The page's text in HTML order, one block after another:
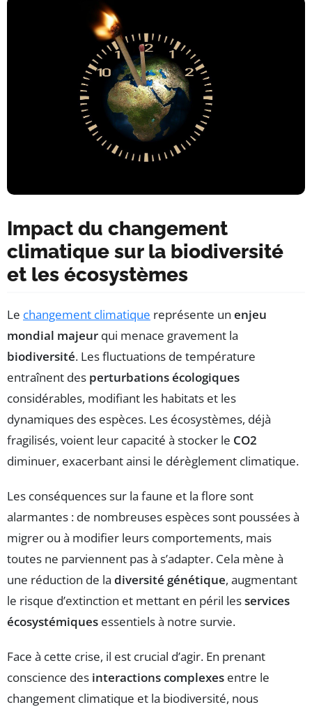
Impact du changement
climatique sur la biodiversité
et les écosystèmes
Le changement climatique représente un enjeu
mondial majeur qui menace gravement la
biodiversité. Les fluctuations de température
entraînent des perturbations écologiques
considérables, modifiant les habitats et les
dynamiques des espèces. Les écosystèmes, déjà
fragilisés, voient leur capacité à stocker le CO2
diminuer, exacerbant ainsi le dérèglement climatique.
Les conséquences sur la faune et la flore sont
alarmantes : de nombreuses espèces sont poussées à
migrer ou à modifier leurs comportements, mais
toutes ne parviennent pas à s’adapter. Cela mène à
une réduction de la diversité génétique, augmentant
le risque d’extinction et mettant en péril lesservices
écosystémiques essentiels à notre survie.
Face à cette crise, il est crucial d’agir. En prenant
conscience des interactions complexes entre le
changement climatique et la biodiversité, nous